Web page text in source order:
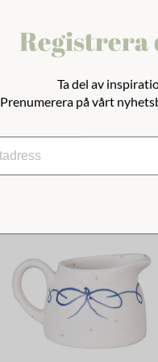
Registrera
Ta del av
Prenumerera på vårt